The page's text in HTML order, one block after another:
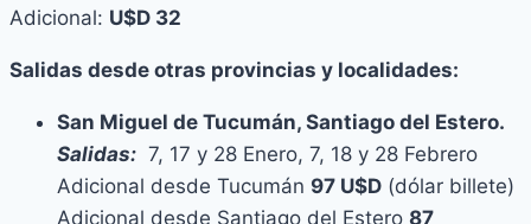
Adicional: U$D 32
Salidas desde otras provincias y localidades:
San Miguel de Tucumán, Santiago del Estero.
Salidas: 7, 17 y 28 Enero, 7, 18 y 28 Febrero
Adicional desde Tucumán 97 U$D (dólar billete)
Adicional desde Santiago del Estero 87